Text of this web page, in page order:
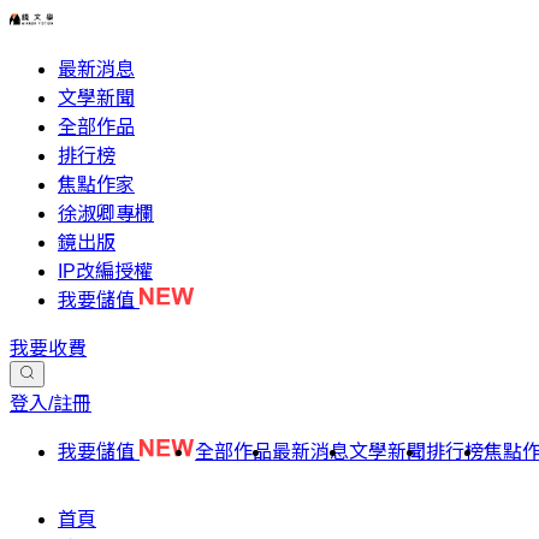
最新消息
文學新聞
全部作品
排行榜
焦點作家
徐淑卿專欄
鏡出版
IP改編授權
我要儲值
我要收費
登入/註冊
我要儲值 全部作品最新消息文學新聞排行榜焦點
首頁